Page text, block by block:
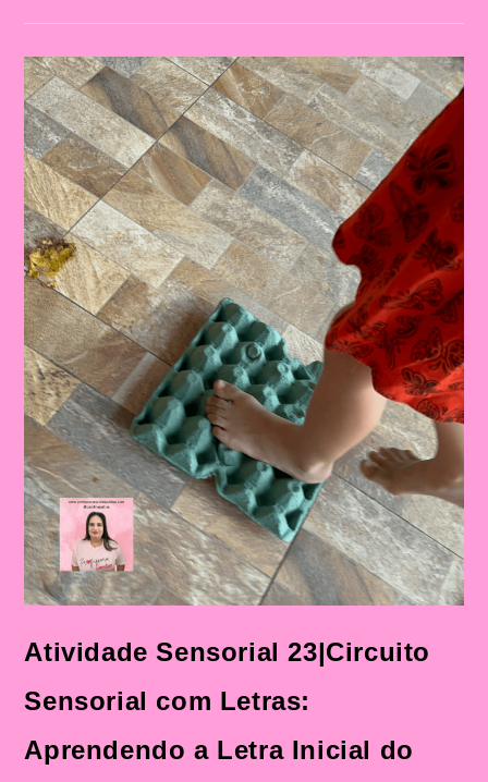
Letras
Circuitos
Sensoriais:
Um
Caminho
Divertido
De
Aprendizado
Atividade Sensorial 23|Circuito
Sensorial com Letras:
Aprendendo a Letra Inicial do